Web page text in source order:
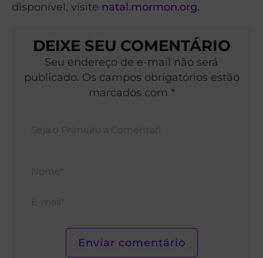
disponível, visite natal.mormon.org.
DEIXE SEU COMENTÁRIO
Seu endereço de e-mail não será
publicado. Os campos obrigatórios estão
marcados com *